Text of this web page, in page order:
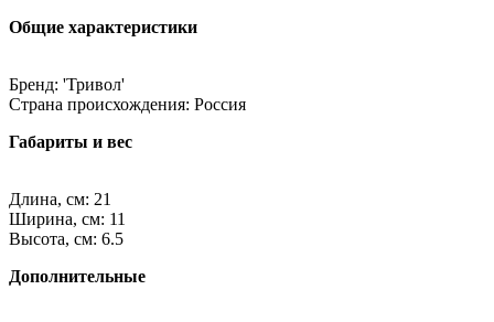
Общие характеристики
Бренд: 'Тривол'
Страна происхождения: Россия
Габариты и вес
Длина, см: 21
Ширина, см: 11
Высота, см: 6.5
Дополнительные